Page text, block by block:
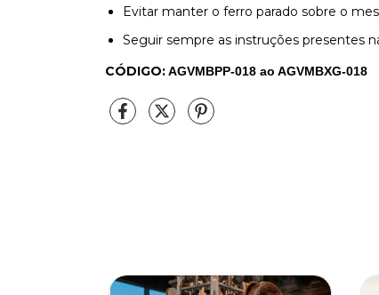
Evitar manter o ferro parado sobre o
Seguir sempre as instruções presentes
CÓDIGO:AGVMBPP-018 ao AGVMBXG-018